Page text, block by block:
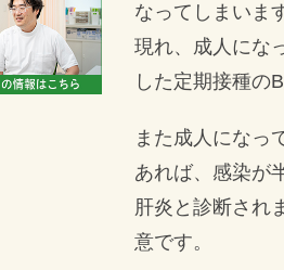
なってしまいま
現れ、成人にな
した定期接種の
また成人になっ
あれば、感染が
肝炎と診断され
意です。